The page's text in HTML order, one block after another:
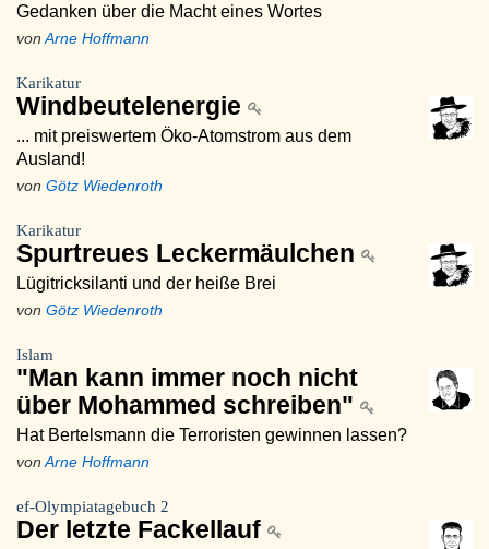
Gedanken über die Macht eines Wortes
von Arne Hoffmann
Karikatur
Windbeutelenergie
... mit preiswertem Öko-Atomstrom aus dem
Ausland!
von Götz Wiedenroth
Karikatur
Spurtreues Leckermäulchen
Lügitricksilanti und der heiße Brei
von Götz Wiedenroth
Islam
"Man kann immer noch nicht
über Mohammed schreiben"
Hat Bertelsmann die Terroristen gewinnen lassen?
von Arne Hoffmann
ef-Olympiatagebuch 2
Der letzte Fackellauf